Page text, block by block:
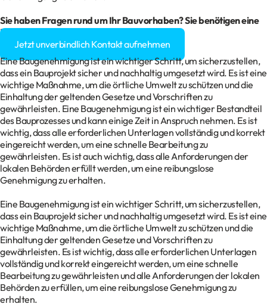
Sie haben Fragen rund um IhrBauvorhaben? Sie benötigen eine
Baugenehmigung?
Jetzt unverbindlich Kontakt aufnehmen
Eine Baugenehmigung ist ein wichtiger Schritt, um sicherzustellen,
dass ein Bauprojekt sicher und nachhaltig umgesetzt wird. Es ist eine
wichtige Maßnahme, um die örtliche Umwelt zu schützen und die
Einhaltung der geltenden Gesetze und Vorschriften zu
gewährleisten. Eine Baugenehmigung ist ein wichtiger Bestandteil
des Bauprozesses und kann einige Zeit in Anspruch nehmen. Es ist
wichtig, dass alle erforderlichen Unterlagen vollständig und korrekt
eingereicht werden, um eine schnelle Bearbeitung zu
gewährleisten. Es ist auch wichtig, dass alle Anforderungen der
lokalen Behörden erfüllt werden, um eine reibungslose
Genehmigung zu erhalten.
Eine Baugenehmigung ist ein wichtiger Schritt, um sicherzustellen,
dass ein Bauprojekt sicher und nachhaltig umgesetzt wird. Es ist eine
wichtige Maßnahme, um die örtliche Umwelt zu schützen und die
Einhaltung der geltenden Gesetze und Vorschriften zu
gewährleisten. Es ist wichtig, dass alle erforderlichen Unterlagen
vollständig und korrekt eingereicht werden, um eine schnelle
Bearbeitung zu gewährleisten und alle Anforderungen der lokalen
Behörden zu erfüllen, um eine reibungslose Genehmigung zu
erhalten.